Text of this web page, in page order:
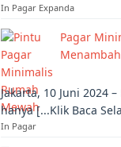
In Pagar Expanda
Pagar
Jakarta, 10 Juni 2024
hanya [...Klik Baca
In Pagar